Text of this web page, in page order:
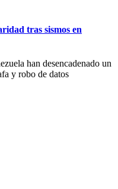
tras sismos en
han desencadenado un
y robo de datos